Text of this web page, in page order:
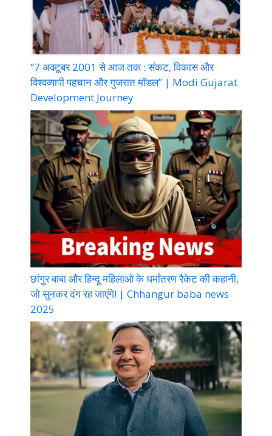
“7 अक्टूबर 2001 से आज तक : संकट, विकास और
विश्वव्यापी पहचान और गुजरात मॉडल” | Modi Gujarat
Development Journey
छांगुर बाबा और हिन्दू महिलाओ के धर्मांतरण रैकेट की कहानी,
जो सुनकर दंग रह जाएंगे! | Chhangur baba news
2025